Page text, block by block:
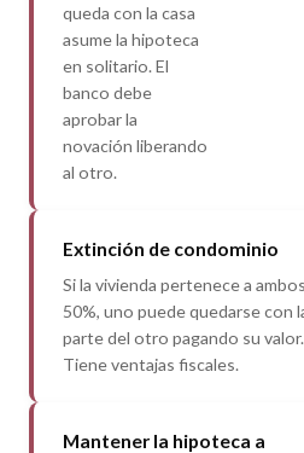
queda con la casa
asume la hipoteca
en solitario. El
banco debe
aprobar la
novación liberando
al otro.
Extinción de condominio
Si la vivienda pertenece a
50%, uno puede quedarse con
parte del otro pagando su valor.
Tiene ventajas fiscales.
Mantener la hipoteca a